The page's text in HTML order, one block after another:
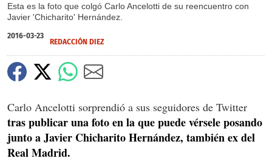
Esta es la foto que colgó Carlo Ancelotti de su reencuentro con
Javier 'Chicharito' Hernández.
2016-03-23
REDACCIÓN DIEZ
Carlo Ancelotti sorprendió a sus seguidores de Twitter
tras publicar una foto en la que puede vérsele posando
junto a Javier Chicharito Hernández, también ex del
Real Madrid.